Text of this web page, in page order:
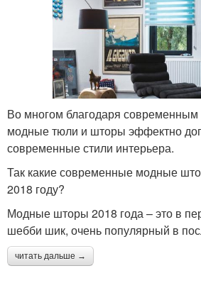
Во многом благодаря
модные тюли и шторы эффектно
современные стили интерьера.
Так какие современные модные
2018 году?
Модные шторы 2018 года – это в
шебби шик, очень популярный в
читать дальше →